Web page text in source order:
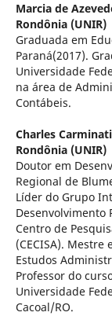
Marcia de
Rondônia (UNIR)
Graduada em
Paraná(2017).
Universidade
na área de
Contábeis.
Charles
Rondônia (UNIR)
Doutor em
Regional de
Líder do Grupo
Desenvolvimento
Centro de
(CECISA).
Estudos
Professor do
Universidade
Cacoal/RO.